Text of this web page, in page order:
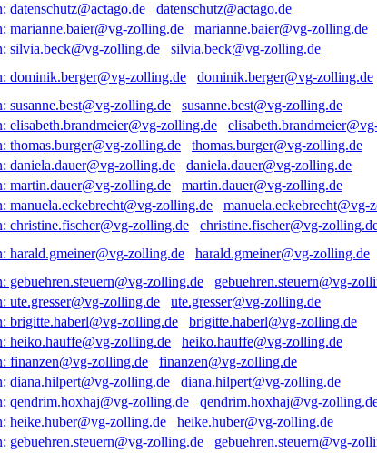
datenschutz@actago.de
marianne.baier@vg-zolling.de
silvia.beck@vg-zolling.de
dominik.berger@vg-zolling.de
susanne.best@vg-zolling.de
thomas.burger@vg-zolling.de
daniela.dauer@vg-zolling.de
martin.dauer@vg-zolling.de
manuela.eckebrecht@vg-
christine.fischer@vg-
harald.gmeiner@vg-zolling.de
gebuehren.steuern@vg-
ute.gresser@vg-zolling.de
brigitte.haberl@vg-zolling.de
heiko.hauffe@vg-zolling.de
finanzen@vg-zolling.de
diana.hilpert@vg-zolling.de
qendrim.hoxhaj@vg-
heike.huber@vg-zolling.de
gebuehren.steuern@vg-